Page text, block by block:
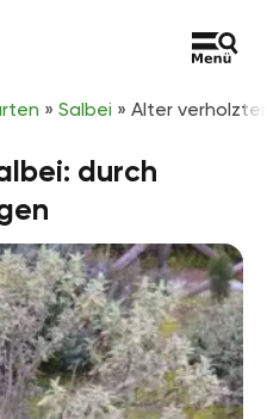
» Salbei » Alter
durch